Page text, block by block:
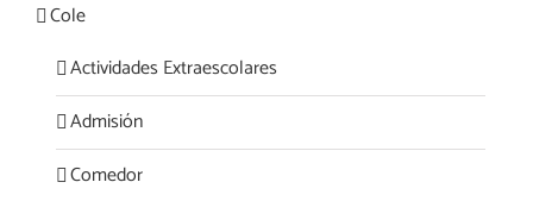
Cole
Actividades Extraescolares
Admisión
Comedor